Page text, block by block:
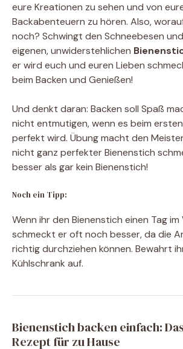
eure Kreationen zu sehen und von
Backabenteuern zu hören. Also,
noch? Schwingt den Schneebesen
eigenen, unwiderstehlichen
er wird euch und euren Lieben
beim Backen und Genießen!
Und denkt daran: Backen soll Spaß
nicht entmutigen, wenn es beim
perfekt wird. Übung macht den
nicht ganz perfekter Bienenstich
besser als gar kein Bienenstich!
Noch ein Tipp:
Wenn ihr den Bienenstich einen Tag
schmeckt er oft noch besser, da die
richtig durchziehen können. Bewahrt
Kühlschrank auf.
Bienenstich backen einfach:
Rezept für zu Hause